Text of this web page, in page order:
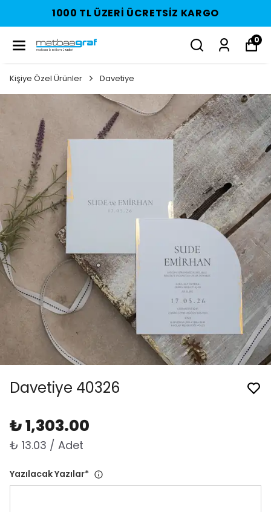
1000 TL ÜZERI ÜCRETSIZ KARGO
0
Kişiye Özel Ürünler Davetiye
Davetiye 40326
₺ 1,303.00
₺ 13.03 / Adet
Yazılacak Yazılar*